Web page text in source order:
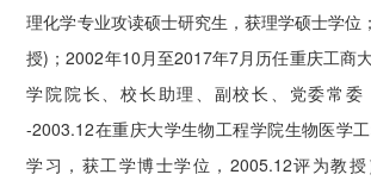
理化学专业攻读硕士研究生，获理学硕士学位
授)；2002年10月至2017年7月历任重庆工商
学院院长、校长助理、副校长、党委常委
-2003.12在重庆大学生物工程学院生物医学
学习，获工学博士学位，2005.12评为教